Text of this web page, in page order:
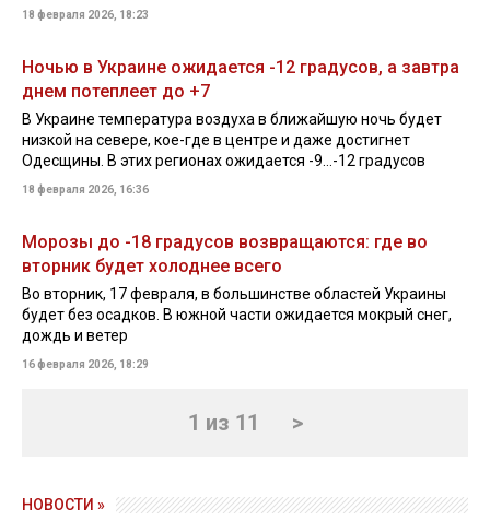
18 февраля 2026, 18:23
Ночью в Украине ожидается -12 градусов, а завтра
днем потеплеет до +7
В Украине температура воздуха в ближайшую ночь будет
низкой на севере, кое-где в центре и даже достигнет
Одесщины. В этих регионах ожидается -9…-12 градусов
18 февраля 2026, 16:36
Морозы до -18 градусов возвращаются: где во
вторник будет холоднее всего
Во вторник, 17 февраля, в большинстве областей Украины
будет без осадков. В южной части ожидается мокрый снег,
дождь и ветер
16 февраля 2026, 18:29
1 из 11 >
НОВОСТИ »